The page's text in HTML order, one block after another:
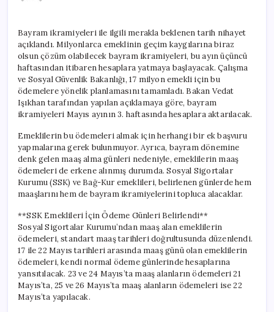
Oldu:
Emekliler
Ne
Zaman
Ödeme
Alacak?
için
Bayram ikramiyeleri ile ilgili merakla beklenen tarih nihayet
açıklandı. Milyonlarca emeklinin geçim kaygılarına biraz
olsun çözüm olabilecek bayram ikramiyeleri, bu ayın üçüncü
haftasından itibaren hesaplara yatmaya başlayacak. Çalışma
ve Sosyal Güvenlik Bakanlığı, 17 milyon emekli için bu
ödemelere yönelik planlamasını tamamladı. Bakan Vedat
Işıkhan tarafından yapılan açıklamaya göre, bayram
ikramiyeleri Mayıs ayının 3. haftasında hesaplara aktarılacak.
Emeklilerin bu ödemeleri almak için herhangi bir ek başvuru
yapmalarına gerek bulunmuyor. Ayrıca, bayram dönemine
denk gelen maaş alma günleri nedeniyle, emeklilerin maaş
ödemeleri de erkene alınmış durumda. Sosyal Sigortalar
Kurumu (SSK) ve Bağ-Kur emeklileri, belirlenen günlerde hem
maaşlarını hem de bayram ikramiyelerini topluca alacaklar.
**SSK Emeklileri İçin Ödeme Günleri Belirlendi**
Sosyal Sigortalar Kurumu’ndan maaş alan emeklilerin
ödemeleri, standart maaş tarihleri doğrultusunda düzenlendi.
17 ile 22 Mayıs tarihleri arasında maaş günü olan emeklilerin
ödemeleri, kendi normal ödeme günlerinde hesaplarına
yansıtılacak. 23 ve 24 Mayıs’ta maaş alanların ödemeleri 21
Mayıs’ta, 25 ve 26 Mayıs’ta maaş alanların ödemeleri ise 22
Mayıs’ta yapılacak.